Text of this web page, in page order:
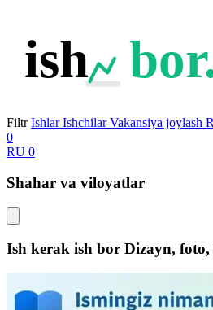
ish
Filtr Ishlar Ishchilar Vakansiya joylash
0
RU 0
Shahar va viloyatlar
Ish kerak ish bor Dizayn, foto,